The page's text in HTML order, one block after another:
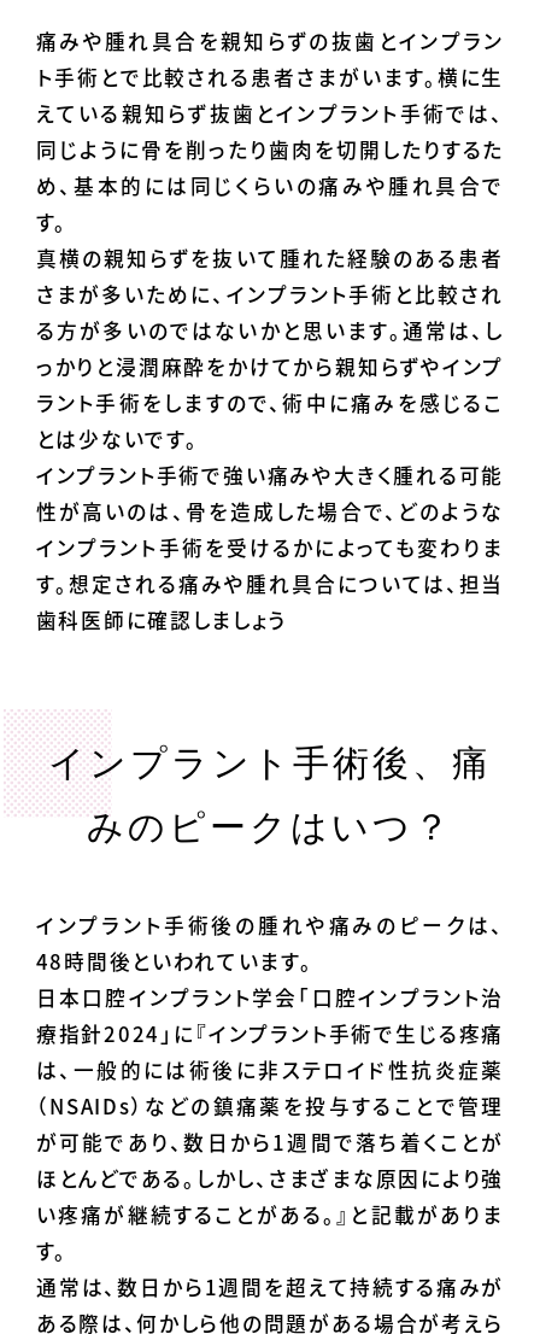
痛みや腫れ具合を親知らずの抜歯とインプラン
ト手術とで比較される患者さまがいます。横に生
えている親知らず抜歯とインプラント手術では、
同じように骨を削ったり歯肉を切開したりするた
め、基本的には同じくらいの痛みや腫れ具合で
す。
真横の親知らずを抜いて腫れた経験のある患者
さまが多いために、インプラント手術と比較され
る方が多いのではないかと思います。通常は、し
っかりと浸潤麻酔をかけてから親知らずやインプ
ラント手術をしますので、術中に痛みを感じるこ
とは少ないです。
インプラント手術で強い痛みや大きく腫れる可能
性が高いのは、骨を造成した場合で、どのような
インプラント手術を受けるかによっても変わりま
す。想定される痛みや腫れ具合については、担当
歯科医師に確認しましょう
インプラント手術後、痛
みのピークはいつ？
インプラント手術後の腫れや痛みのピークは、
48時間後といわれています。
日本口腔インプラント学会「口腔インプラント治
療指針2024」に『インプラント手術で生じる疼痛
は、一般的には術後に非ステロイド性抗炎症薬
（NSAIDs）などの鎮痛薬を投与することで管理
が可能であり、数日から1週間で落ち着くことが
ほとんどである。しかし、さまざまな原因により強
い疼痛が継続することがある。』と記載がありま
す。
通常は、数日から1週間を超えて持続する痛みが
ある際は、何かしら他の問題がある場合が考えら